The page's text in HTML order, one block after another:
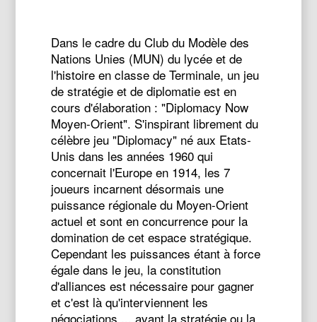
Dans le cadre du Club du Modèle des
Nations Unies (MUN) du lycée et de
l'histoire en classe de Terminale, un jeu
de stratégie et de diplomatie est en
cours d'élaboration : "Diplomacy Now
Moyen-Orient". S'inspirant librement du
célèbre jeu "Diplomacy" né aux Etats-
Unis dans les années 1960 qui
concernait l'Europe en 1914, les 7
joueurs incarnent désormais une
puissance régionale du Moyen-Orient
actuel et sont en concurrence pour la
domination de cet espace stratégique.
Cependant les puissances étant à force
égale dans le jeu, la constitution
d'alliances est nécessaire pour gagner
et c'est là qu'interviennent les
négociations ... avant la stratégie ou la